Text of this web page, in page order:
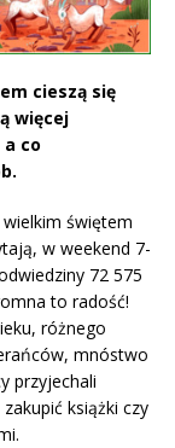
cieszą się
więcej
co
wielkim świętem
w weekend 7-
72 575
to radość!
różnego
mnóstwo
przyjechali
książki czy